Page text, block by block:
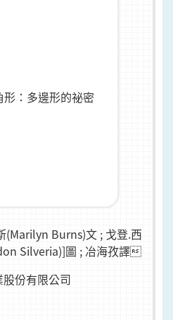
(Marilyn Burns)文 ; 戈登.西
Silveria)]圖 ; 冶海孜譯
份有限公司